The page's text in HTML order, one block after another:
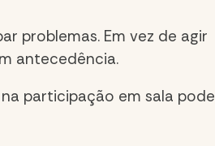
problemas. Em vez de agir
antecedência.
participação em sala pode